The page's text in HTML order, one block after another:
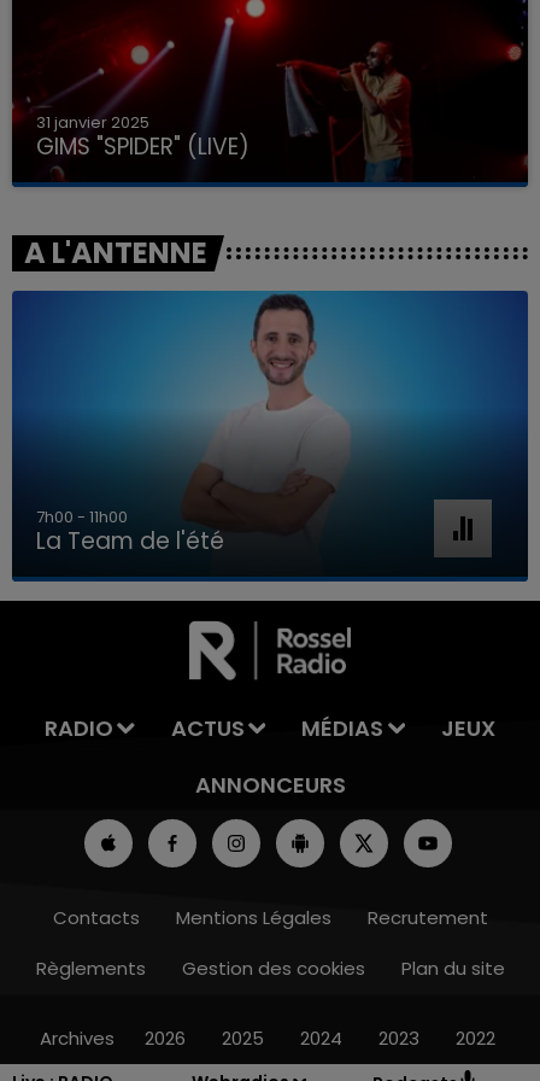
LA TEAM DE L'ÉTÉ
31 janvier 2025
GIMS "SPIDER" (LIVE)
A L'ANTENNE
7h00 - 11h00
La Team de l'été
RADIO ACTUS MÉDIAS
JEUX
ANNONCEURS
Contacts Mentions Légales
Recrutement
Règlements
Gestion des cookies Plan du site
Archives 2026 2025 2024 2023 2022